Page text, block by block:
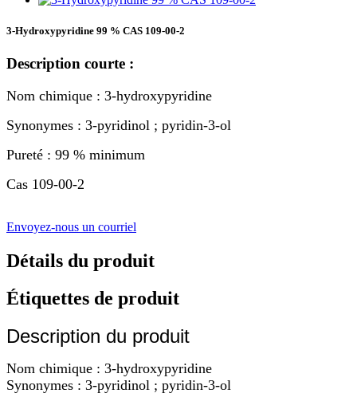
3-Hydroxypyridine 99 % CAS 109-00-2
Description courte :
Nom chimique : 3-hydroxypyridine
Synonymes : 3-pyridinol ; pyridin-3-ol
Pureté : 99 % minimum
Cas 109-00-2
Envoyez-nous un courriel
Détails du produit
Étiquettes de produit
Description du produit
Nom chimique : 3-hydroxypyridine
Synonymes : 3-pyridinol ; pyridin-3-ol